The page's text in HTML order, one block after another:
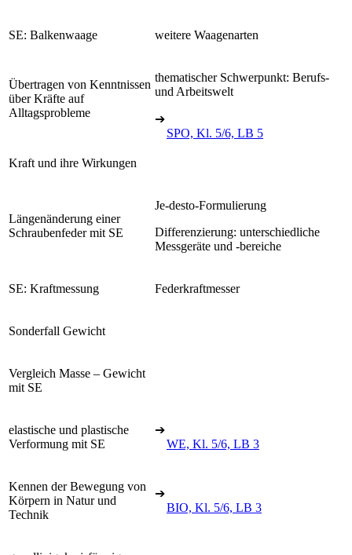
SE: Balkenwaage weitere Waagenarten
Übertragen von Kenntnissen
über Kräfte auf
Alltagsprobleme
thematischer Schwerpunkt: Berufs-
und Arbeitswelt
➔
SPO, Kl. 5/6, LB 5
Kraft und ihre Wirkungen
Längenänderung einer
Schraubenfeder mit SE
Je-desto-Formulierung
Differenzierung: unterschiedliche
Messgeräte und -bereiche
SE: Kraftmessung Federkraftmesser
Sonderfall Gewicht
Vergleich Masse – Gewicht
mit SE
elastische und plastische
Verformung mit SE
➔
WE, Kl. 5/6, LB 3
Kennen der Bewegung von
Körpern in Natur und
Technik
➔
BIO, Kl. 5/6, LB 3